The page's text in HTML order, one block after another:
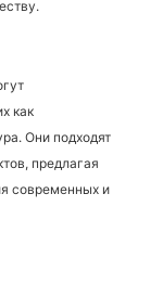
как
Они подходят
предлагая
современных и